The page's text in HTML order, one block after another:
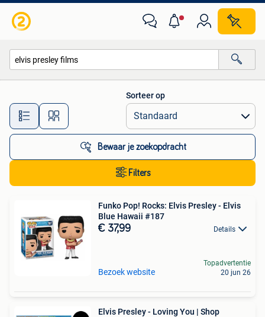
Alle afstanden…
Sorteer op
Bewaar je zoekopdracht
Filters
Funko Pop! Rocks: Elvis Presley - Elvis
Blue Hawaii #187
€ 37,99 Details
Bezoek website
Topadvertentie
20 jun 26
Elvis Presley - Loving You | Shop